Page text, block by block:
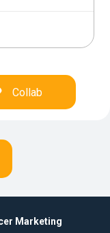
Collab
Marketing